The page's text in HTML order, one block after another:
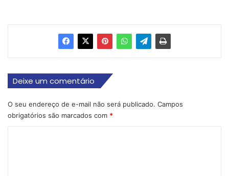
Deixe um comentário
O seu endereço de e-mail não será publicado. Campos
obrigatórios são marcados com *